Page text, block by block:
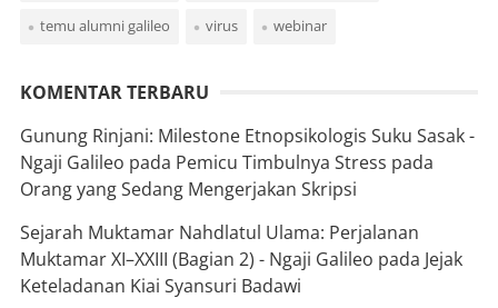
temu alumni galileo virus webinar
KOMENTAR TERBARU
Gunung Rinjani: Milestone Etnopsikologis Suku Sasak -
Ngaji Galileo pada Pemicu Timbulnya Stress pada
Orang yang Sedang Mengerjakan Skripsi
Sejarah Muktamar Nahdlatul Ulama: Perjalanan
Muktamar XI–XXIII (Bagian 2) - Ngaji Galileo pada Jejak
Keteladanan Kiai Syansuri Badawi